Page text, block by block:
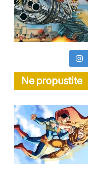
Ne propustite